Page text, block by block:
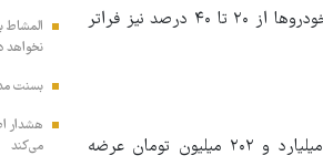
مقایسه لیست رسمی خردادماه با قیمت‌های اردیبهشت نشان می‌دهد رشد قیمت برخی خودروها از ۲۰ تا ۴۰ درصد نیز فراتر
سورن پلاس مجهز به موتور XU۷P که در اردیبهشت‌ماه با قیمت مصرف‌کننده یک میلیارد و ۲۰۲ میلیون تومان عرضه
المشاط
بسنت
هشدار
می‌کند